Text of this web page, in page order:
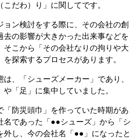
だわ）り」に関してです。
ョン検討をする際に、その会社の創
去の影響が大きかった出来事などを
そこから「その会社なりの拘りや大
探索するプロセスがあります。
、「シューズメーカー」であり、
「足」に集中していました。
「防災頭巾」を作っていた時期があ
名であった「●●シューズ」から「シ
外し、今の会社名「●●」になったと